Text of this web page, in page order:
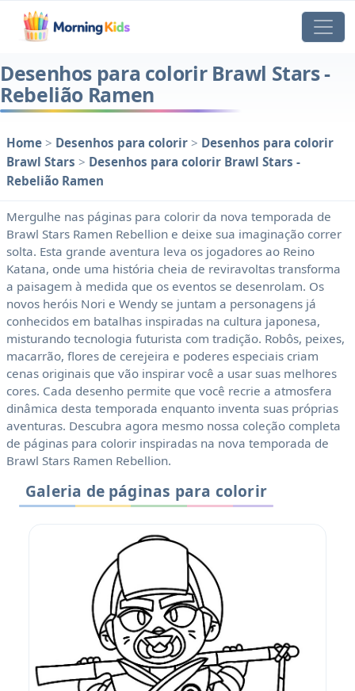
Desenhos para colorir Brawl Stars -
Rebelião Ramen
Home > Desenhos para colorir > Desenhos para colorir
Brawl Stars > Desenhos para colorir Brawl Stars -
Rebelião Ramen
Mergulhe nas páginas para colorir da nova temporada de
Brawl Stars Ramen Rebellion e deixe sua imaginação correr
solta. Esta grande aventura leva os jogadores ao Reino
Katana, onde uma história cheia de reviravoltas transforma
a paisagem à medida que os eventos se desenrolam. Os
novos heróis Nori e Wendy se juntam a personagens já
conhecidos em batalhas inspiradas na cultura japonesa,
misturando tecnologia futurista com tradição. Robôs, peixes,
macarrão, flores de cerejeira e poderes especiais criam
cenas originais que vão inspirar você a usar suas melhores
cores. Cada desenho permite que você recrie a atmosfera
dinâmica desta temporada enquanto inventa suas próprias
aventuras. Descubra agora mesmo nossa coleção completa
de páginas para colorir inspiradas na nova temporada de
Brawl Stars Ramen Rebellion.
Galeria de páginas para colorir